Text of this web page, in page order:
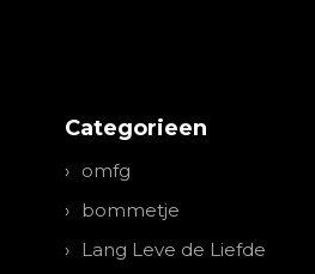
Categorieen
omfg
bommetje
Lang Leve de Liefde